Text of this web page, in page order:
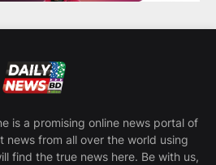
is a promising online news portal of
news from all over the world using
find the true news here. Be with us,